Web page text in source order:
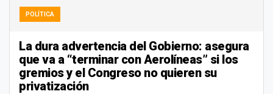
POLÍTICA
La dura advertencia del Gobierno: asegura
que va a “terminar con Aerolíneas” si los
gremios y el Congreso no quieren su
privatización